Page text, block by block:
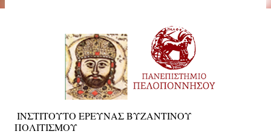
ΙΝΣΤΙΤΟΥΤΟ ΕΡΕΥΝΑΣ ΒΥΖΑΝΤΙΝΟΥ
ΠΟΛΙΤΙΣΜΟΥ